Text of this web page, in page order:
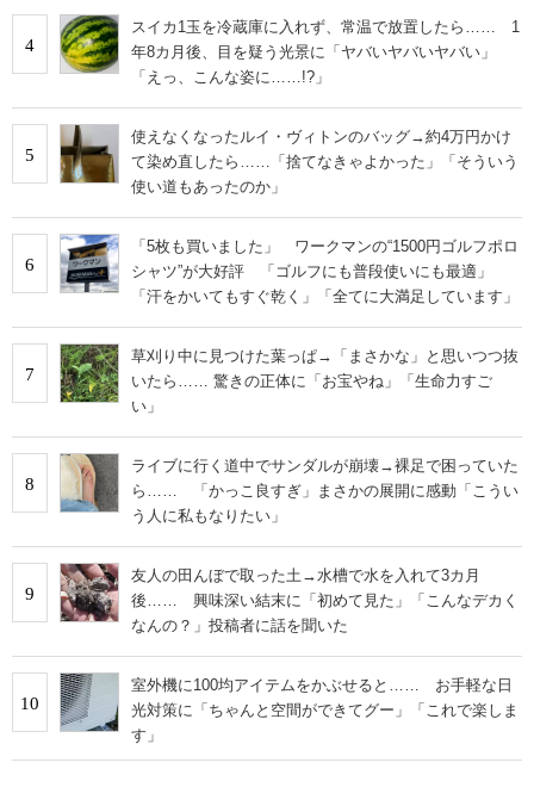
4
スイカ1玉を冷蔵庫に入れず、常温で放置したら…… 1
年8カ月後、目を疑う光景に「ヤバいヤバいヤバい」
「えっ、こんな姿に……!?」
5
使えなくなったルイ・ヴィトンのバッグ→約4万円かけ
て染め直したら……「捨てなきゃよかった」「そういう
使い道もあったのか」
6
「5枚も買いました」 ワークマンの“1500円ゴルフポロ
シャツ”が大好評 「ゴルフにも普段使いにも最適」
「汗をかいてもすぐ乾く」「全てに大満足しています」
7
草刈り中に見つけた葉っぱ→「まさかな」と思いつつ抜
いたら…… 驚きの正体に「お宝やね」「生命力すご
い」
8
ライブに行く道中でサンダルが崩壊→裸足で困っていた
ら…… 「かっこ良すぎ」まさかの展開に感動「こうい
う人に私もなりたい」
9
友人の田んぼで取った土→水槽で水を入れて3カ月
後…… 興味深い結末に「初めて見た」「こんなデカく
なんの？」投稿者に話を聞いた
10
室外機に100均アイテムをかぶせると…… お手軽な日
光対策に「ちゃんと空間ができてグー」「これで楽しま
す」